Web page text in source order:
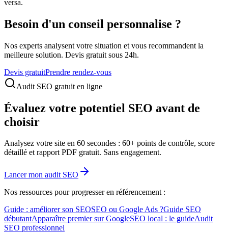
versa.
Besoin d'un conseil personnalise ?
Nos experts analysent votre situation et vous recommandent la
meilleure solution. Devis gratuit sous 24h.
Devis gratuitPrendre rendez-vous
Audit SEO gratuit en ligne
Évaluez votre potentiel SEO avant de
choisir
Analysez votre site en 60 secondes : 60+ points de contrôle, score
détaillé et rapport PDF gratuit. Sans engagement.
Lancer mon audit SEO
Nos ressources pour progresser en référencement :
Guide : améliorer son SEOSEO ou Google Ads ?Guide SEO
débutantApparaître premier sur GoogleSEO local : le guideAudit
SEO professionnel